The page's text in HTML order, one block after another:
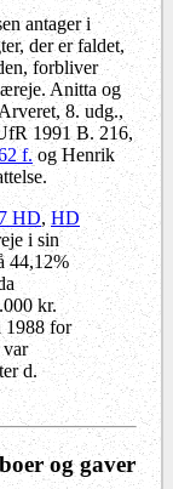
antager i
der er faldet,
forbliver
Anitta og
8. udg.,
1991 B. 216,
f.og Henrik
HD, HD
i sin
44,12%
kr.
1988 for
d.
og gaver